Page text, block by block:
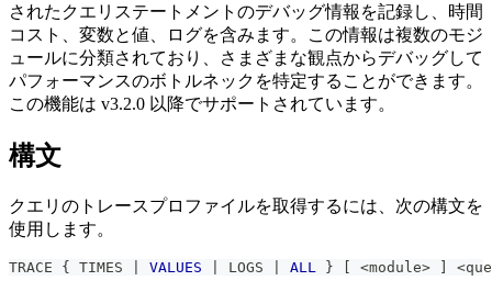
されたクエリステートメントのデバッグ情報を記録し、時間
コスト、変数と値、ログを含みます。この情報は複数のモジ
ュールに分類されており、さまざまな観点からデバッグして
パフォーマンスのボトルネックを特定することができます。
この機能は v3.2.0 以降でサポートされています。
構文
クエリのトレースプロファイルを取得するには、次の構文を
使用します。
TRACE { TIMES VALUES LOGS ALL } [ <module> ] <